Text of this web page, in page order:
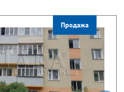
Продажа